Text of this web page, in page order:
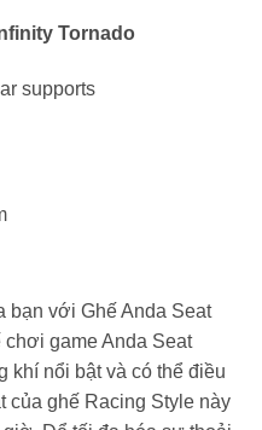
Tornado
supports
bạn với Ghế Anda Seat
game Anda Seat
khí nổi bật và có thể điều
của ghế Racing Style này